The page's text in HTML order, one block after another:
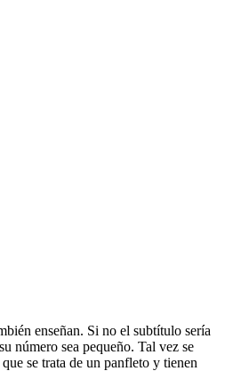
enseñan. Si no el subtítulo sería
número sea pequeño. Tal vez se
se trata de un panfleto y tienen